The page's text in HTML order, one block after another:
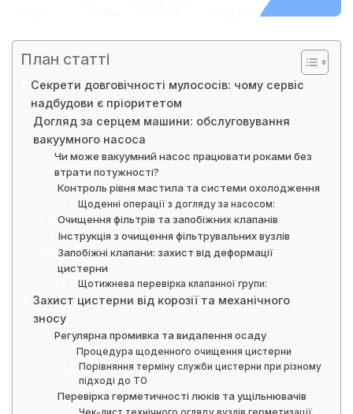
План статті
Секрети довговічності мулососів: чому сервіс
надбудови є пріоритетом
Догляд за серцем машини: обслуговування
вакуумного насоса
Чи може вакуумний насос працювати роками без
втрати потужності?
Контроль рівня мастила та системи охолодження
Щоденні операції з догляду за насосом:
Очищення фільтрів та запобіжних клапанів
Інструкція з очищення фільтрувальних вузлів
Запобіжні клапани: захист від деформації
цистерни
Щотижнева перевірка клапанної групи:
Захист цистерни від корозії та механічного
зносу
Регулярна промивка та видалення осаду
Процедура щоденного очищення цистерни
Порівняння терміну служби цистерни при різному
підході до ТО
Перевірка герметичності люків та ущільнювачів